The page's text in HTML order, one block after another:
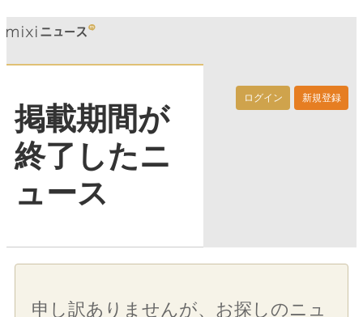
ログイン 新規登録
掲載期間が
終了したニ
ュース
申し訳ありませんが、お探しのニュ